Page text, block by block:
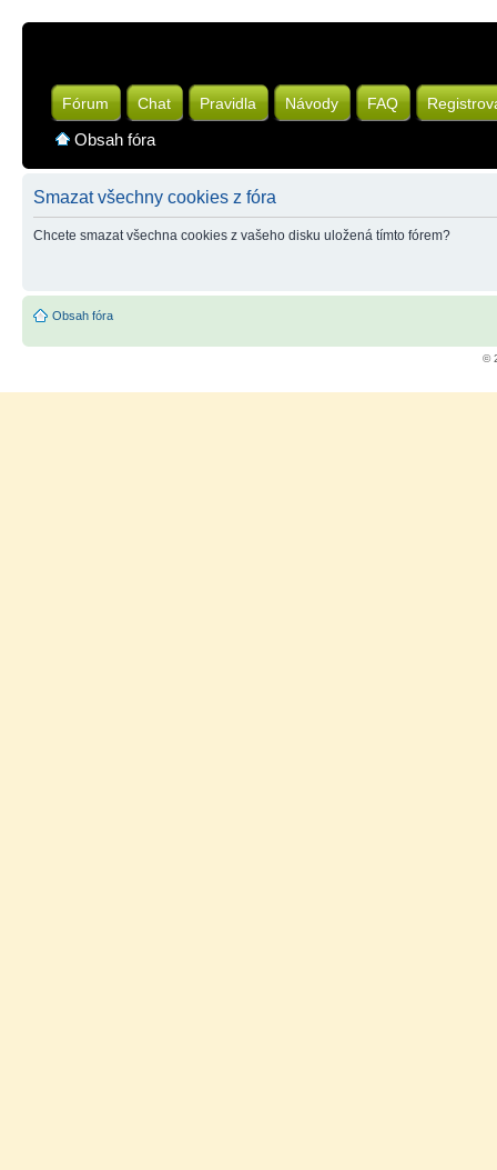
Fórum Chat Pravidla Návody FAQ
Obsah fóra
Smazat všechny cookies z fóra
Chcete smazat všechna cookies z vašeho disku uložená tímto fórem?
Obsah fóra
©